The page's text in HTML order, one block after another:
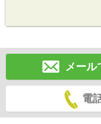
メール
電